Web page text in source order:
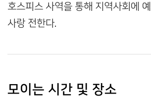
호스피스 사역을 통해 지역사회에
사랑 전한다.
모이는 시간 및 장소